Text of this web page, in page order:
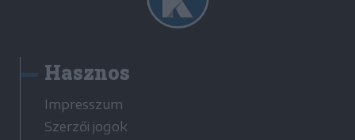
Hasznos
Impresszum
Szerzői jogok